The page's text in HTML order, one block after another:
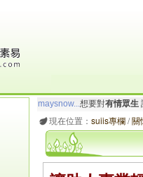
maysnow...想要對有情眾生
玲瓏虹想要對有情眾生說：
現在位置： suiis專欄/關